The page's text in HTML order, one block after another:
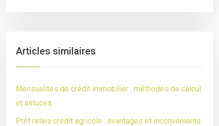
Articles similaires
Mensualités de crédit immobilier : méthodes de calcul
et astuces
Prêt relais crédit agricole : avantages et inconvénients